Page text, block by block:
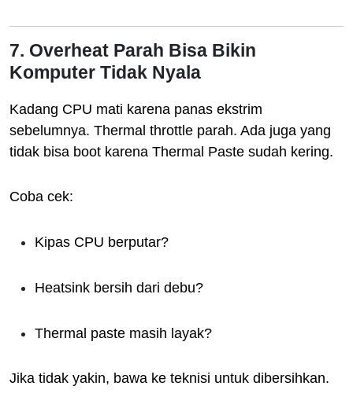
7. Overheat Parah Bisa Bikin
Komputer Tidak Nyala
Kadang CPU mati karena panas ekstrim
sebelumnya. Thermal throttle parah. Ada juga yang
tidak bisa boot karena Thermal Paste sudah kering.
Coba cek:
Kipas CPU berputar?
Heatsink bersih dari debu?
Thermal paste masih layak?
Jika tidak yakin, bawa ke teknisi untuk dibersihkan.